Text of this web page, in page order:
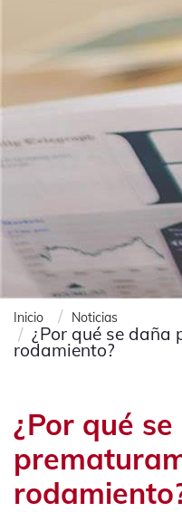
Inicio Noticias
¿Por qué se daña
rodamiento?
¿Por qué